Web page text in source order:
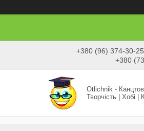
+380 (96) 374-30-25
+380
Otlichnik -
Творчість | Хобі |